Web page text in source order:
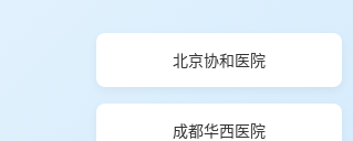
北京协和医院
成都华西医院